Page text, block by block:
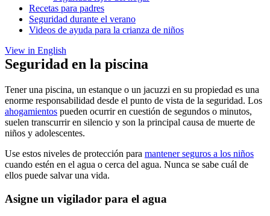
Recetas para padres
Seguridad durante el verano
Videos de ayuda para la crianza de niños
View in English
Seguridad en la piscina
Tener una piscina, un estanque o un jacuzzi en su propiedad es una
enorme responsabilidad desde el punto de vista de la seguridad. Los
ahogamientos pueden ocurrir en cuestión de segundos o minutos,
suelen transcurrir en silencio y son la principal causa de muerte de
niños y adolescentes.
Use estos niveles de protección para mantener seguros a los niños
cuando estén en el agua o cerca del agua. Nunca se sabe cuál de
ellos puede salvar una vida.
Asigne un vigilador para el agua